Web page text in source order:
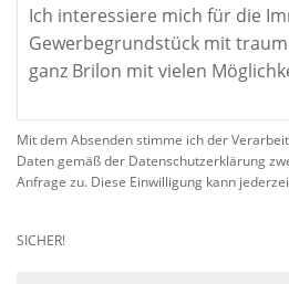
Mit dem Absenden stimme ich der
Daten gemäß der Datenschutzerklärung
Anfrage zu. Diese Einwilligung kann
SICHER!